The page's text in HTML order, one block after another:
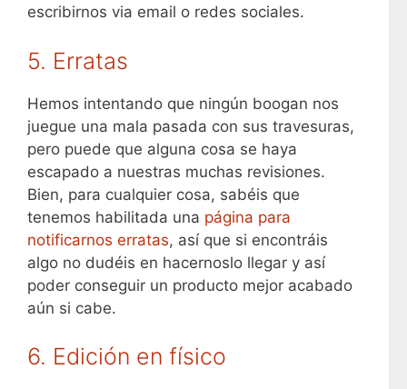
escribirnos via email o redes sociales.
5. Erratas
Hemos intentando que ningún boogan nos
juegue una mala pasada con sus travesuras,
pero puede que alguna cosa se haya
escapado a nuestras muchas revisiones.
Bien, para cualquier cosa, sabéis que
tenemos habilitada una página para
notificarnos erratas, así que si encontráis
algo no dudéis en hacernoslo llegar y así
poder conseguir un producto mejor acabado
aún si cabe.
6. Edición en físico